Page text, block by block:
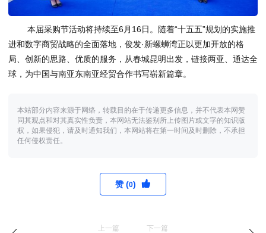
本届采购节活动将持续至6月16日。随着“十五五”规划的实施推
进和数字商贸战略的全面落地，俊发·新螺蛳湾正以更加开放的格
局、创新的思路、优质的服务，从春城昆明出发，链接两亚、通达全
球，为中国与南亚东南亚经贸合作书写崭新篇章。
本站部分内容来源于网络，转载目的在于传递更多信息，并不代表本网赞
同其观点和对其真实性负责，本网站无法鉴别所上传图片或文字的知识版
权，如果侵犯，请及时通知我们，本网站将在第一时间及时删除，不承担
任何侵权责任。
赞 (0)
上一篇 下一篇